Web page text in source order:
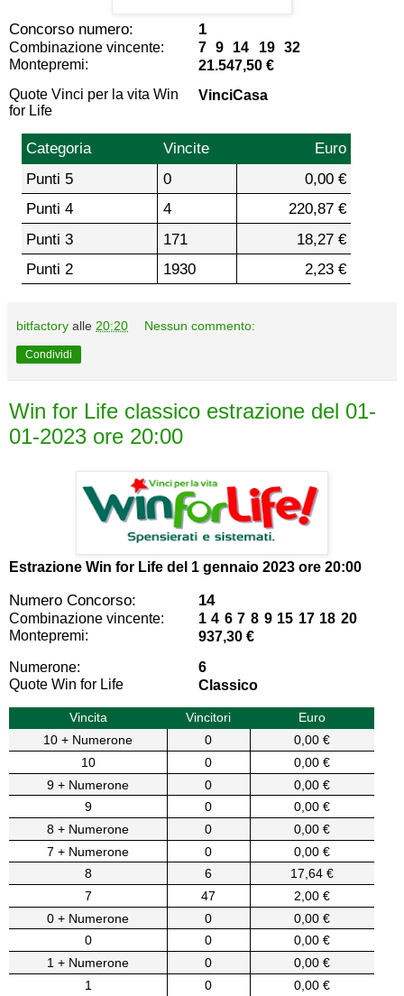
Concorso numero: 1
Combinazione vincente:
7 9 14 19 32
Montepremi:
21.547,50 €
Quote Vinci per la vita Win
for Life
VinciCasa
Categoria Vincite
Euro
Punti 5
0
0,00 €
Punti 4
4
220,87 €
Punti 3
171
18,27 €
Punti 2
1930 2,23 €
bitfactory alle 20:20 Nessun commento:
Condividi
Win for Life classico estrazione del 01-
01-2023 ore 20:00
Estrazione Win for Life del 1 gennaio 2023 ore 20:00
Numero Concorso: 14
Combinazione vincente:
1 4 6 7 8 9 15 17 18 20
Montepremi:
937,30 €
Numerone:
6
Quote Win for Life
Classico
Vincita Vincitori
Euro
10 + Numerone
0
0,00 €
10
0
0,00 €
9 + Numerone
0
0,00 €
9
0
0,00 €
8 + Numerone
0
0,00 €
7 + Numerone
0
0,00 €
8
6
17,64 €
7
47
2,00 €
0 + Numerone
0
0,00 €
0
0
0,00 €
1 + Numerone
0
0,00 €
1
0
0,00 €